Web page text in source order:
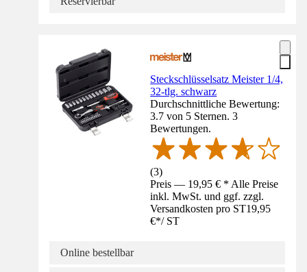
Steckschlüsselsatz Meister 1/4,
32-tlg. schwarz
Durchschnittliche Bewertung:
3.7 von 5 Sternen. 3
Bewertungen.
(3)
Preis — 19,95 € * Alle Preise
inkl. MwSt. und ggf. zzgl.
Versandkosten pro ST19,95
€*/ ST
Online bestellbar